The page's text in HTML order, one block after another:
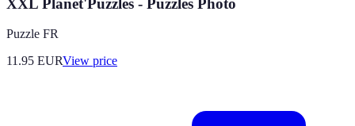
XXL Planet'Puzzles - Puzzles Photo
Puzzle FR
11.95 EURView price